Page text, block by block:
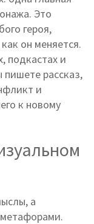
Это
героя,
он меняется.
подкастах и
рассказ,
и
к новому
а